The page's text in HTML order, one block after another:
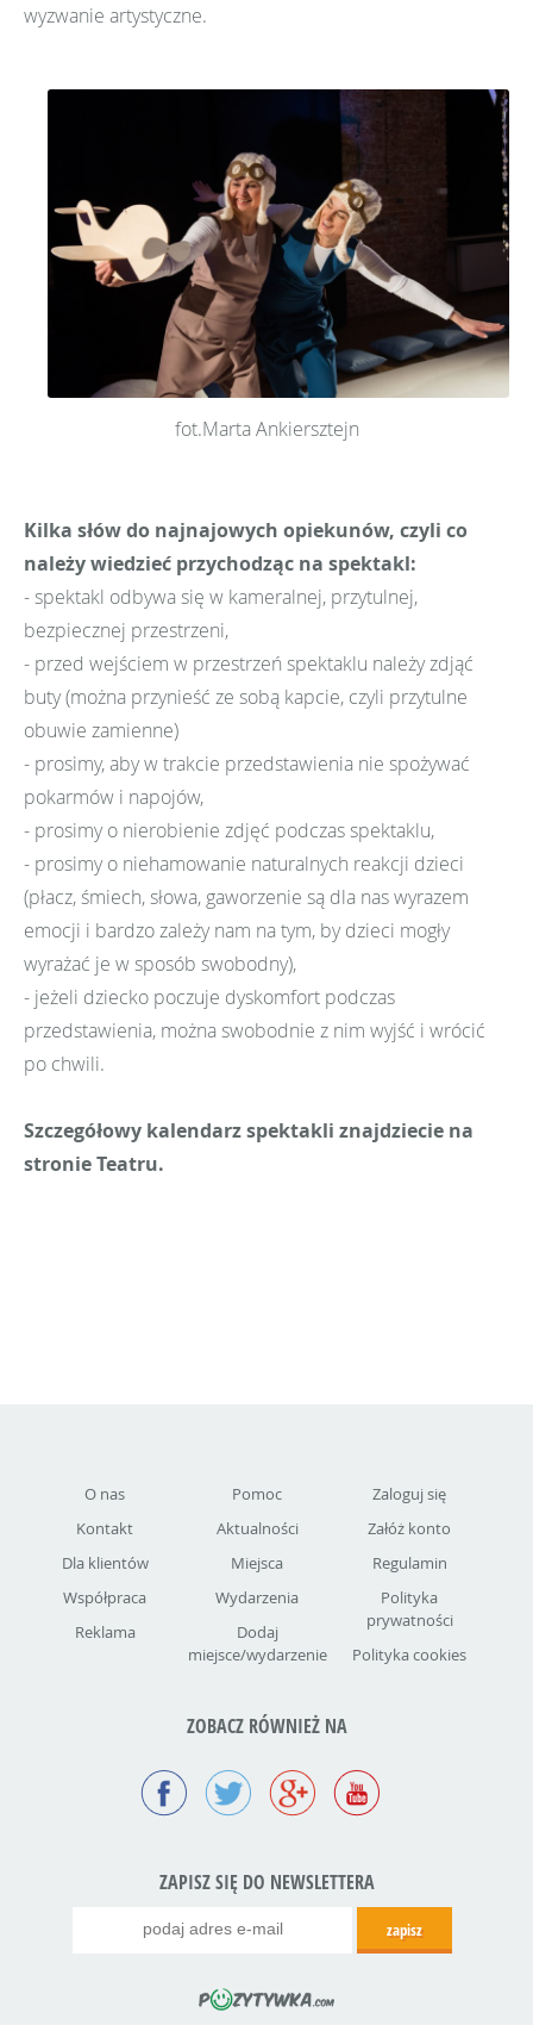
wyzwanie artystyczne.
fot.Marta Ankiersztejn
Kilka słów do najnajowych opiekunów, czyli co
należy wiedzieć przychodząc na spektakl:
- spektakl odbywa się w kameralnej, przytulnej,
bezpiecznej przestrzeni,
- przed wejściem w przestrzeń spektaklu należy zdjąć
buty (można przynieść ze sobą kapcie, czyli przytulne
obuwie zamienne)
- prosimy, aby w trakcie przedstawienia nie spożywać
pokarmów i napojów,
- prosimy o nierobienie zdjęć podczas spektaklu,
- prosimy o niehamowanie naturalnych reakcji dzieci
(płacz, śmiech, słowa, gaworzenie są dla nas wyrazem
emocji i bardzo zależy nam na tym, by dzieci mogły
wyrażać je w sposób swobodny),
- jeżeli dziecko poczuje dyskomfort podczas
przedstawienia, można swobodnie z nim wyjść i wrócić
po chwili.
Szczegółowy kalendarz spektakli znajdziecie na
stronie Teatru.
O nas
Kontakt
Dla klientów
Współpraca
Reklama
Pomoc
Aktualności
Miejsca
Wydarzenia
Dodaj
miejsce/wydarzenie
Zaloguj się
Załóż konto
Regulamin
Polityka
prywatności
Polityka cookies
ZOBACZ RÓWNIEŻ NA
ZAPISZ SIĘ DO NEWSLETTERA